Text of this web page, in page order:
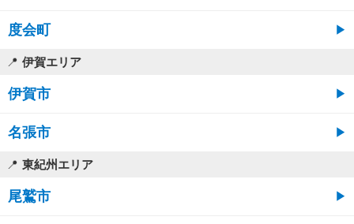
度会町
伊賀エリア
伊賀市
名張市
東紀州エリア
尾鷲市